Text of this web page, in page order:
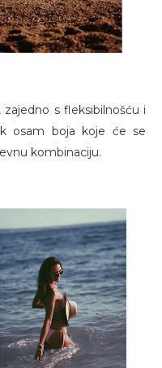
s fleksibilnošću i
osam boja koje će se
kombinaciju.